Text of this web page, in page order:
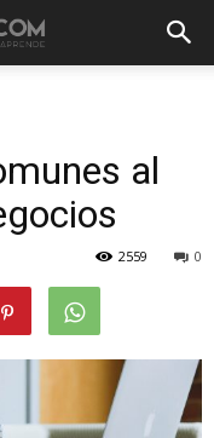
al
0
2559